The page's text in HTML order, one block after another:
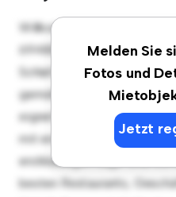
Melden Sie
Fotos und
Jetzt
Willkommen in Ihrem neuen
69483 Wald-Michelbach!
Schlafzimmer-Wohnung
gemütlichen Lebensraum.
eignet sich perfekt für
mit erstklassigen Geräten
erstklassigen Lage sind
besten Restaurants,